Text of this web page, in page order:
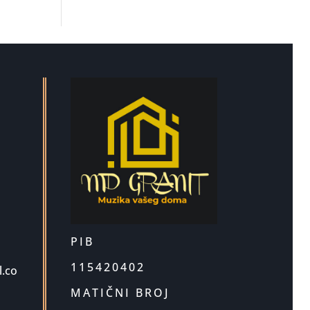
PIB
115420402
MATIČNI BROJ